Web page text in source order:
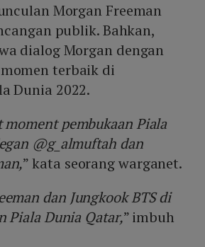
Morgan Freeman
publik. Bahkan,
dialog Morgan dengan
terbaik di
Dunia 2022.
pembukaan Piala
@g_almuftah dan
” kata seorang warganet.
dan Jungkook BTS di
Piala Dunia Qatar,” imbuh